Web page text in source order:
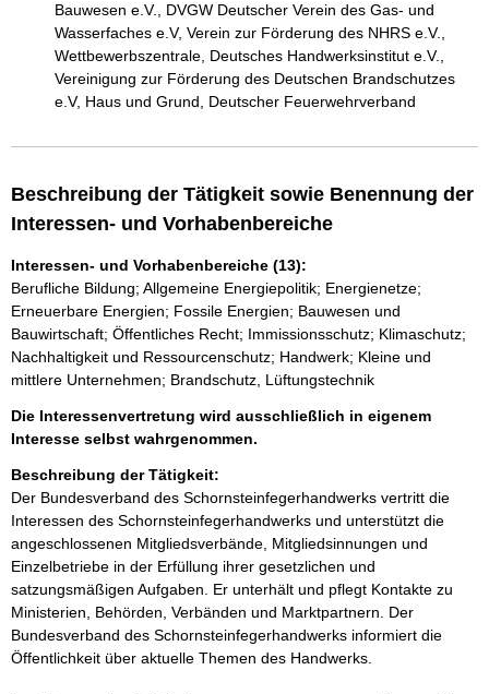
Bauwesen e.V., DVGW Deutscher Verein des Gas- und
Wasserfaches e.V, Verein zur Förderung des NHRS e.V.,
Wettbewerbszentrale, Deutsches Handwerksinstitut e.V.,
Vereinigung zur Förderung des Deutschen Brandschutzes
e.V, Haus und Grund, Deutscher Feuerwehrverband
Beschreibung der Tätigkeit sowie Benennung der
Interessen- und Vorhabenbereiche
Interessen- und Vorhabenbereiche (13):
Berufliche Bildung; Allgemeine Energiepolitik; Energienetze;
Erneuerbare Energien; Fossile Energien; Bauwesen und
Bauwirtschaft; Öffentliches Recht; Immissionsschutz; Klimaschutz;
Nachhaltigkeit und Ressourcenschutz; Handwerk; Kleine und
mittlere Unternehmen; Brandschutz, Lüftungstechnik
Die Interessenvertretung wird ausschließlich in eigenem
Interesse selbst wahrgenommen.
Beschreibung der Tätigkeit:
Der Bundesverband des Schornsteinfegerhandwerks vertritt die
Interessen des Schornsteinfegerhandwerks und unterstützt die
angeschlossenen Mitgliedsverbände, Mitgliedsinnungen und
Einzelbetriebe in der Erfüllung ihrer gesetzlichen und
satzungsmäßigen Aufgaben. Er unterhält und pflegt Kontakte zu
Ministerien, Behörden, Verbänden und Marktpartnern. Der
Bundesverband des Schornsteinfegerhandwerks informiert die
Öffentlichkeit über aktuelle Themen des Handwerks.